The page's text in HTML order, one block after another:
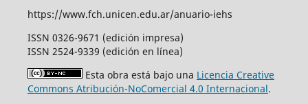
https://www.fch.unicen.edu.ar/anuario-iehs
ISSN 0326-9671 (edición impresa)
ISSN 2524-9339 (edición en línea)
Esta obra está bajo una Licencia Creative
Commons Atribución-NoComercial 4.0 Internacional.